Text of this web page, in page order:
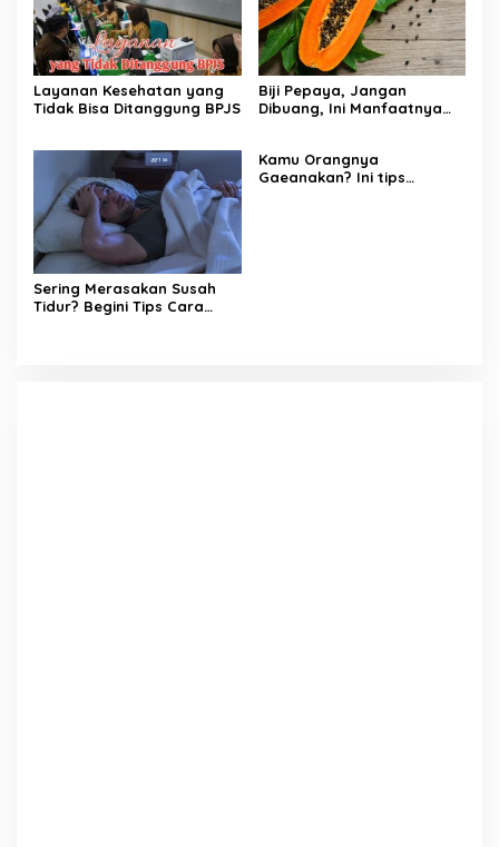
Layanan Kesehatan yang
Tidak Bisa Ditanggung BPJS
Biji Pepaya, Jangan
Dibuang, Ini Manfaatnya
Sering Merasakan Susah
Tidur? Begini Tips Cara
Kamu Orangnya
Gaeanakan? Ini tips